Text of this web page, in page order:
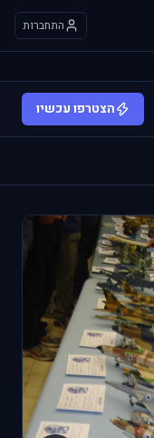
התחברות
הצטרפו עכשיו